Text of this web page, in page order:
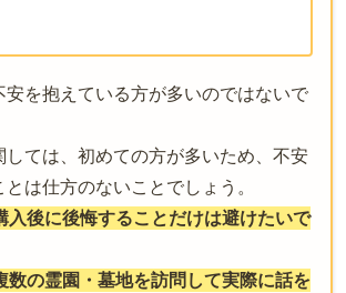
安を抱えている方が多いのではないで
しては、初めての方が多いため、不安
は仕方のないことでしょう。
入後に後悔することだけは避けたいで
数の霊園・墓地を訪問して実際に話を